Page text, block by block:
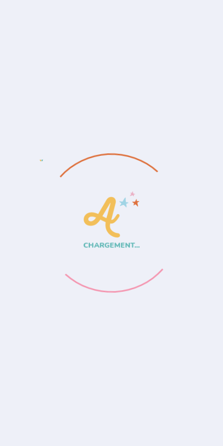
CHARGEMENT...